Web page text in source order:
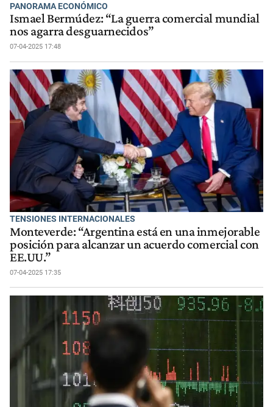
PANORAMA ECONÓMICO
Ismael Bermúdez: “La guerra comercial mundial
nos agarra desguarnecidos”
07-04-2025 17:48
TENSIONES INTERNACIONALES
Monteverde: “Argentina está en una inmejorable
posición para alcanzar un acuerdo comercial con
EE.UU.”
07-04-2025 17:35